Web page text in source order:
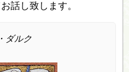
話し致します。
ダルク